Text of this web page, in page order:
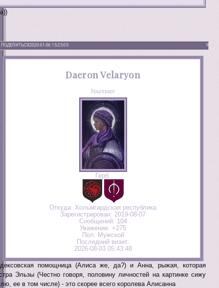
ПОДЕЛИТЬСЯ 9
2020-01-06 15:25:05
Daeron Velaryon
Эрцгерцог
Герб:
Откуда: Хольмгардская республика
Зарегистрирован: 2019-08-07
Сообщений: 104
Уважение: +275
Пол: Мужской
Последний визит:
2026-08-03 05:43:48
помощница (Алиса же, да?) и Анна, рыжая, которая
Эльзы (Честно говоря, половину личностей на картинке сижу
ее в том числе) - это скорее всего королева Алисанна